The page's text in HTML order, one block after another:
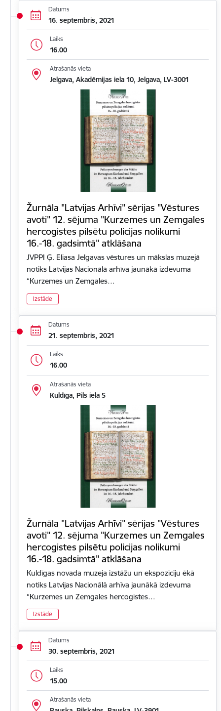
Datums
16. septembris, 2021
Laiks
16.00
Atrašanās vieta
Jelgava, Akadēmijas iela 10, Jelgava, LV-3001
Žurnāla "Latvijas Arhīvi" sērijas "Vēstures
avoti" 12. sējuma "Kurzemes un Zemgales
hercogistes pilsētu policijas nolikumi
16.-18. gadsimtā" atklāšana
JVPPI Ģ. Eliasa Jelgavas vēstures un mākslas muzejā
notiks Latvijas Nacionālā arhīva jaunākā izdevuma
“Kurzemes un Zemgales…
Izstāde
Datums
21. septembris, 2021
Laiks
16.00
Atrašanās vieta
Kuldīga, Pils iela 5
Žurnāla "Latvijas Arhīvi" sērijas "Vēstures
avoti" 12. sējuma "Kurzemes un Zemgales
hercogistes pilsētu policijas nolikumi
16.-18. gadsimtā" atklāšana
Kuldīgas novada muzeja izstāžu un ekspozīciju ēkā
notiks Latvijas Nacionālā arhīva jaunākā izdevuma
“Kurzemes un Zemgales hercogistes…
Izstāde
Datums
30. septembris, 2021
Laiks
15.00
Atrašanās vieta